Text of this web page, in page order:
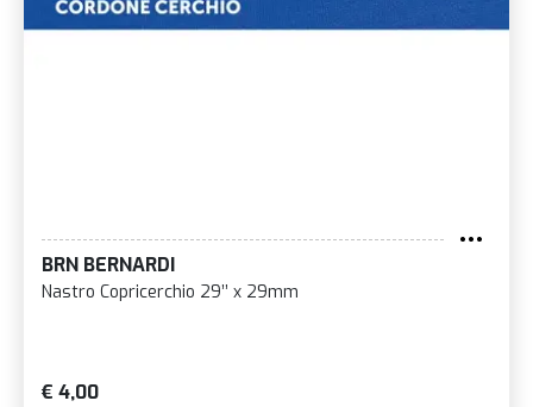
BRN BERNARDI
Nastro Copricerchio 29’’ x 29mm
€ 4,00